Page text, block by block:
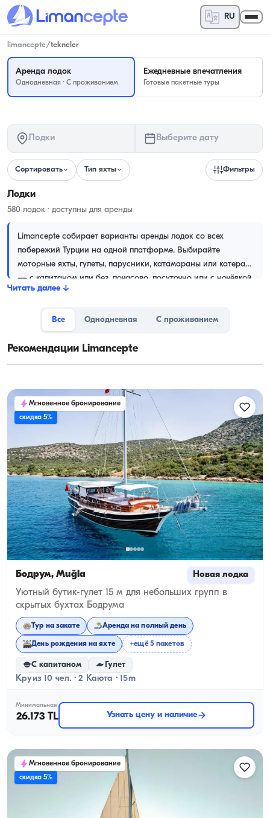
RU
limancepte/tekneler
Аренда лодок
Однодневная · С проживанием
Ежедневные впечатления
Готовые пакетные туры
Лодки Выберите дату
Сортировать Тип яхты Фильтры
Лодки
580 лодок · доступны для аренды
Limancepte собирает варианты аренды лодок со всех
побережий Турции на одной платформе. Выбирайте
моторные яхты, гулеты, парусники, катамараны или катера
— с капитаном или без, почасово, посуточно или с ночёвкой.
Читать далее ↓
Все Однодневная С проживанием
Рекомендации Limancepte
Мгновенное бронирование
скидка 5%
Бодрум, Muğla Новая лодка
Уютный бутик-гулет 15 м для небольших групп в
скрытых бухтах Бодрума
Тур на закате Аренда на полный день
День рождения на яхте +ещё 5 пакетов
С капитаном Гулет
Круиз 10 чел. · 2 Каюта · 15m
Минимальная
26.173 TL Узнать цену и наличие
Мгновенное бронирование
скидка 5%